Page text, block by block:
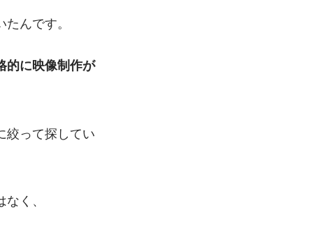
んです。
的に映像制作が
絞って探してい
く、